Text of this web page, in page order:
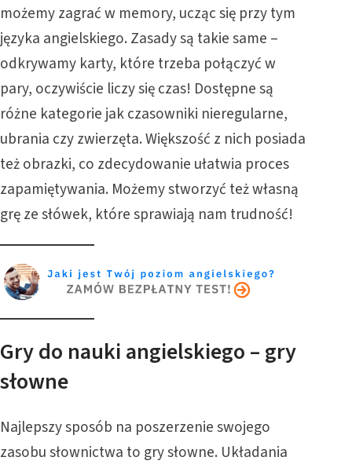
możemy zagrać w memory, ucząc się przy tym
języka angielskiego. Zasady są takie same –
odkrywamy karty, które trzeba połączyć w
pary, oczywiście liczy się czas! Dostępne są
różne kategorie jak czasowniki nieregularne,
ubrania czy zwierzęta. Większość z nich posiada
też obrazki, co zdecydowanie ułatwia proces
zapamiętywania. Możemy stworzyć też własną
grę ze słówek, które sprawiają nam trudność!
Gry do nauki angielskiego – gry
słowne
Najlepszy sposób na poszerzenie swojego
zasobu słownictwa to gry słowne. Układania